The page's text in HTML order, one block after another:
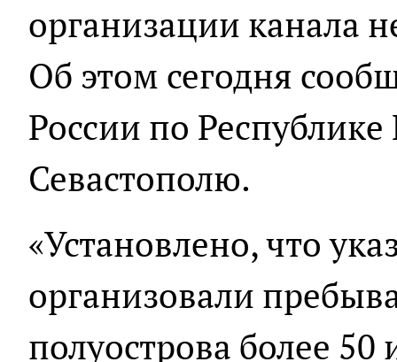
организации канала
Об этом сегодня
России по
Севастополю.
«Установлено, что
организовали
полуострова более